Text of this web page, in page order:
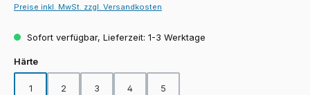
Preise inkl. MwSt. zzgl. Versandkosten
Sofort verfügbar, Lieferzeit: 1-3 Werktage
Härteauswählen
1 2 3 4 5